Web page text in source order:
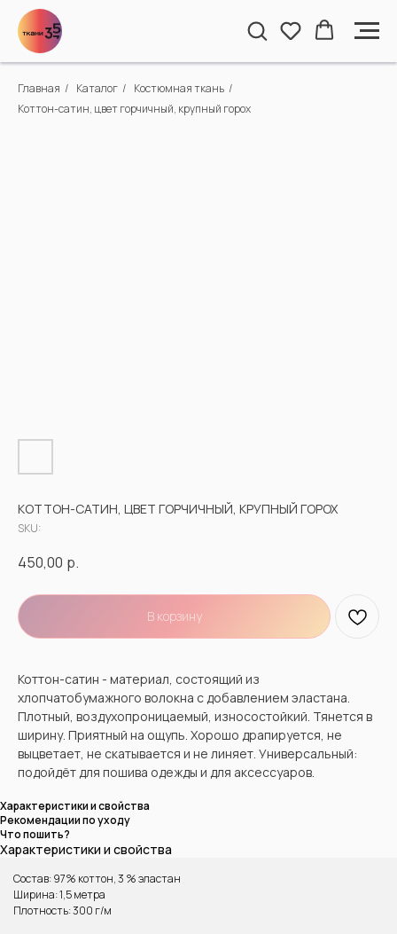
Главная / Каталог / Костюмная ткань /
Коттон-сатин, цвет горчичный, крупный горох
КОТТОН-САТИН, ЦВЕТ ГОРЧИЧНЫЙ, КРУПНЫЙ ГОРОХ
SKU:
450,00 р.
В корзину
Коттон-сатин - материал, состоящий из
хлопчатобумажного волокна с добавлением эластана.
Плотный, воздухопроницаемый, износостойкий. Тянется в
ширину. Приятный на ощупь. Хорошо драпируется, не
выцветает, не скатывается и не линяет. Универсальный:
подойдёт для пошива одежды и для аксессуаров.
Характеристики и свойства
Рекомендации по уходу
Что пошить?
Характеристики и свойства
Состав: 97% коттон, 3 % эластан
Ширина: 1,5 метра
Плотность: 300 г/м